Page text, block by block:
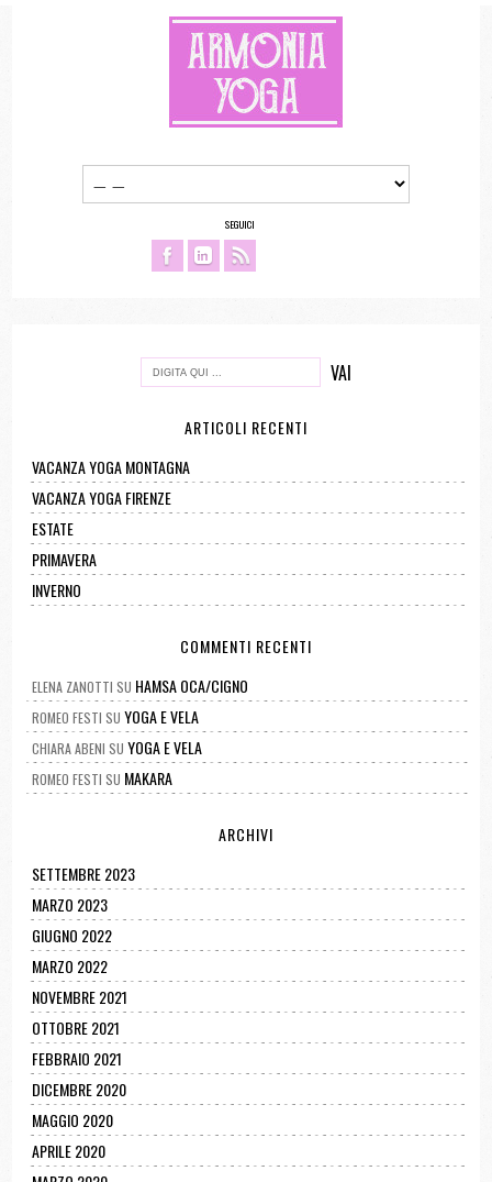
SEGUICI
ARTICOLI RECENTI
VACANZA YOGA MONTAGNA
VACANZA YOGA FIRENZE
ESTATE
PRIMAVERA
INVERNO
COMMENTI RECENTI
ELENA ZANOTTI SU HAMSA OCA/CIGNO
ROMEO FESTI SUYOGA E VELA
CHIARA ABENI SUYOGA E VELA
ROMEO FESTI SU MAKARA
ARCHIVI
SETTEMBRE 2023
MARZO 2023
GIUGNO 2022
MARZO 2022
NOVEMBRE 2021
OTTOBRE 2021
FEBBRAIO 2021
DICEMBRE 2020
MAGGIO 2020
APRILE 2020